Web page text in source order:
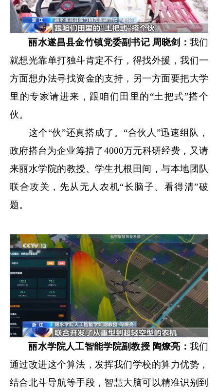
丽水遂昌县金竹镇党委副书记 周晓剑： 我们
就想光靠单打独斗肯定不行，得找外援，我们一
方面想办法寻找资金的支持，另一方面要把大学
里的专家请进来，跟咱们田里的“土把式”搭个
伙。
这个“伙”还真搭成了。“合伙人”迅速组队，
政府搭台为企业筹措了4000万元科研经费，又请
来丽水学院的教授、学生扎根田间，与本地团队
联合攻关，先从无人农机“长脑子、看得清”破
题。
丽水学院人工智能学院副教授 陶燎亮： 我们
通过改进这个算法，发挥我们学校的算力优势，
结合北斗导航等手段，智慧大脑可以精准识别到